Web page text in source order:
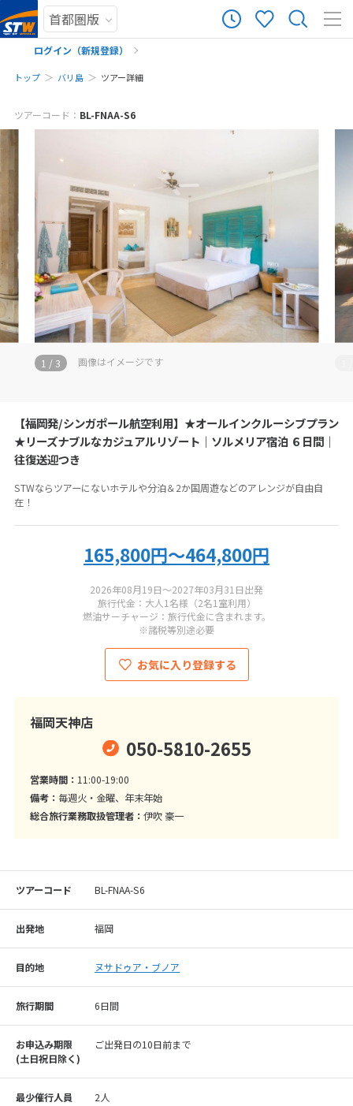
ログイン（新規登録）
まだ登録がありません
トップ バリ島 ツアー詳細
は発生しません。お気軽にご予約・お問い合わせください。
※該当ツアーをご予約・お問い合わせいただく前に、ツアー画面をキャプチ
予約・お問い合わせ
来店予約の申し込み
お電話でお問い合わせ
お電話の際にツアーコード
050-5810-2655
定休日：毎週火・金曜、年末年始
ツアーコード： BL-FNAA-S6
画像はイメージです
【福岡発/シンガポール航空利用】★オールインクルーシブプラン
★リーズナブルなカジュアルリゾート｜ソルメリア宿泊 ６日間｜
往復送迎つき
STWならツアーにないホテルや分泊＆2か国周遊などのアレンジが自由自
在！
165,800円～464,800円
2026年08月19日～2027年03月31日出発
旅行代金：大人1名様（2名1室利用）
燃油サーチャージ：旅行代金に含まれます。
※諸税等別途必要
お気に入り登録する
福岡天神店
050-5810-2655
営業時間： 11:00-19:00
備考： 毎週火・金曜、年末年始
総合旅行業務取扱管理者： 伊吹 豪一
ツアーコード BL-FNAA-S6
出発地 福岡
目的地 ヌサドゥア・ブノア
旅行期間 6日間
お申込み期限
(⼟⽇祝⽇除く)
ご出発日の10日前まで
最少催行人員 2人